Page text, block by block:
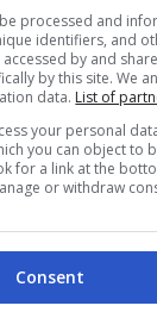
Monte,
Eva
naufrago
lista di “quasi
che
“Saranno
tra Franco,
processed and
identifiers, and
by and
by this site. We
data. List of
your personal
you can object to
for a link at the
or withdraw
Consent